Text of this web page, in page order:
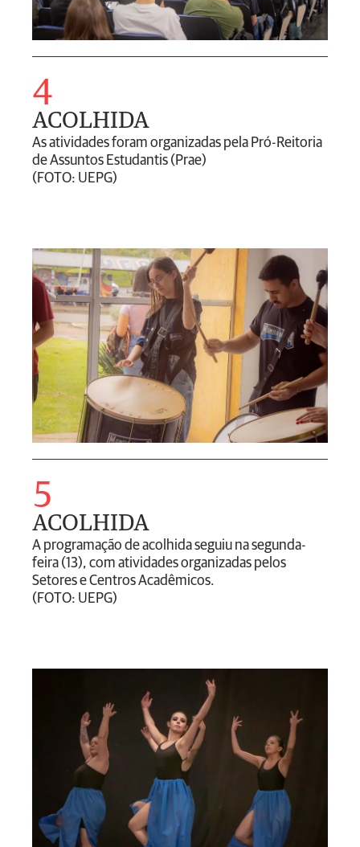
4
ACOLHIDA
As atividades foram organizadas pela Pró-Reitoria
de Assuntos Estudantis (Prae)
(FOTO: UEPG)
5
ACOLHIDA
A programação de acolhida seguiu na segunda-
feira (13), com atividades organizadas pelos
Setores e Centros Acadêmicos.
(FOTO: UEPG)